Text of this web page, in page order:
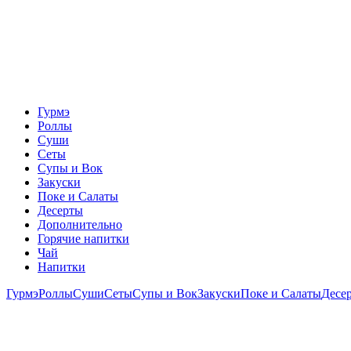
Гурмэ
Роллы
Суши
Сеты
Супы и Вок
Закуски
Поке и Салаты
Десерты
Дополнительно
Горячие напитки
Чай
Напитки
ГурмэРоллыСушиСетыСупы и ВокЗакускиПоке и Салаты